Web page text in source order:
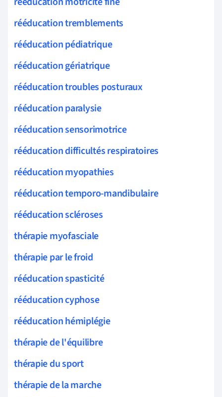
rééducation tremblements
rééducation pédiatrique
rééducation gériatrique
rééducation troubles posturaux
rééducation paralysie
rééducation sensorimotrice
rééducation difficultés respiratoires
rééducation myopathies
rééducation temporo-mandibulaire
rééducation scléroses
thérapie myofasciale
thérapie par le froid
rééducation spasticité
rééducation cyphose
rééducation hémiplégie
thérapie de l'équilibre
thérapie du sport
thérapie de la marche